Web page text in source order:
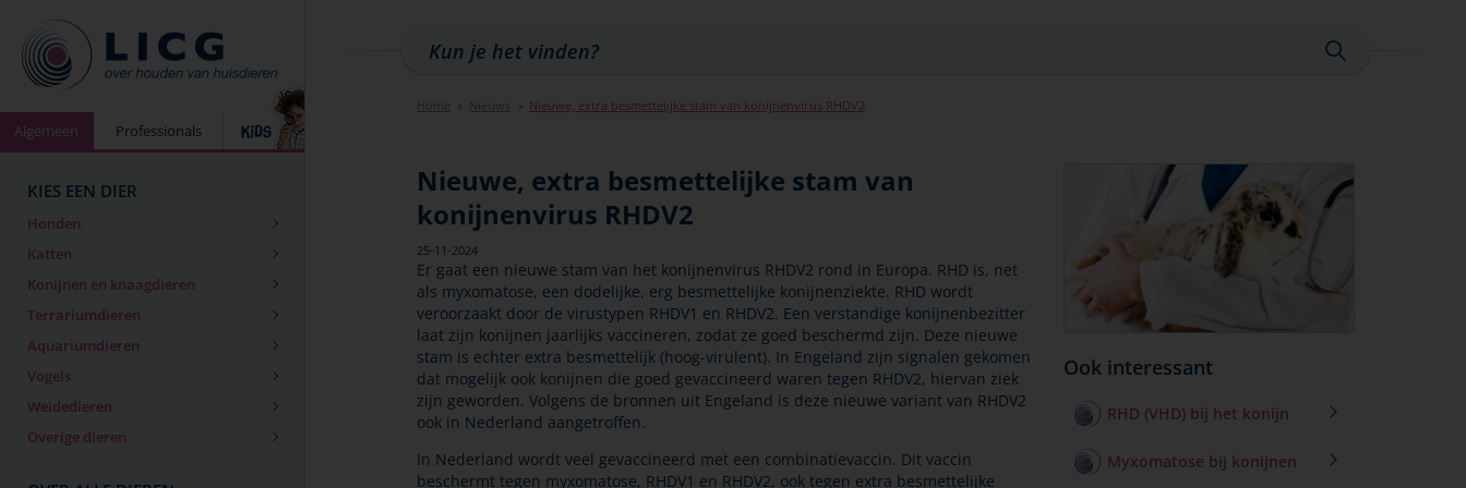
Algemeen Professionals
KIES EEN DIER
Honden
Katten
Konijnen en knaagdieren
Terrariumdieren
Aquariumdieren
Vogels
Weidedieren
Overige dieren
Home Nieuws Nieuwe, extra besmettelijke stam van konijnenvirus RHDV2
Nieuwe, extra besmettelijke stam van
konijnenvirus RHDV2
25-11-2024
Er gaat een nieuwe stam van het konijnenvirus RHDV2 rond in Europa. RHD is, net
als myxomatose, een dodelijke, erg besmettelijke konijnenziekte. RHD wordt
veroorzaakt door de virustypen RHDV1 en RHDV2. Een verstandige konijnenbezitter
laat zijn konijnen jaarlijks vaccineren, zodat ze goed beschermd zijn. Deze nieuwe
stam is echter extra besmettelijk (hoog-virulent). In Engeland zijn signalen gekomen
dat mogelijk ook konijnen die goed gevaccineerd waren tegen RHDV2, hiervan ziek
zijn geworden. Volgens de bronnen uit Engeland is deze nieuwe variant van RHDV2
ook in Nederland aangetroffen.
In Nederland wordt veel gevaccineerd met een combinatievaccin. Dit vaccin
beschermt tegen myxomatose, RHDV1 en RHDV2, ook tegen extra besmettelijke
Ook interessant
RHD (VHD) bij het konijn
Myxomatose bij konijnen